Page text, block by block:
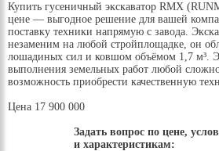
Купить гусеничный экскаватор RMX
цене — выгодное решение для вашей
поставку техники напрямую с завода.
незаменим на любой стройплощадке, он
лошадиных сил и ковшом объёмом 1,7 м³.
выполнения земельных работ любой
возможность приобрести качественную
Цена 17 900 000
Задать вопрос по цене,
и характеристикам: